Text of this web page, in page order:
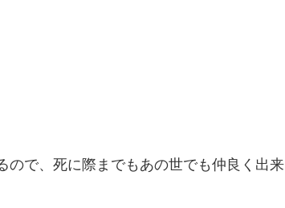
ので、死に際までもあの世でも仲良く出来